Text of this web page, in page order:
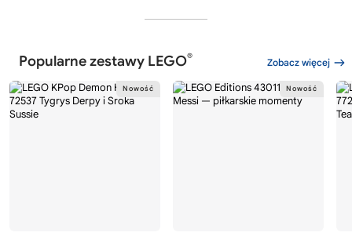
Popularne zestawy LEGO® Zobacz więcej